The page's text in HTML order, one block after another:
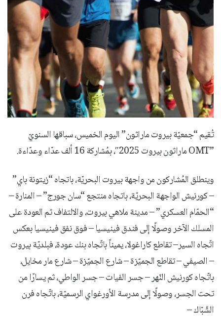
تُقيم “جمعيّة بيروت ماراثون” اليوم الخميس، سباقها السنويّ
”OMT ماراثون بيروت 2025″، بمُشاركة 16 ألف عدّاء وعدّاءة.
وينطلق المُشاركون من واجهة بيروت البحريّة، باتجاه “زيتونة باي”
– كورنيش الواجهة البحريّة، باتجاه منتجع “سان جورج” – المنارة –
“الحمّام العسكري” – مدينة ملاهي بيروت، والالتفاف ثم العودة على
المسلك الآخر وصولًا إلى فندق فينيسيا – فوق نفق فينيسيا بعكس
اتّجاه السير– تقاطع كاراغولا، يميناً باتّجاه بنك عودة، فبلديّة بيروت
– الصيفي – تقاطع الجميّزة – شارع الجميّزة – شارع مار مخايل،
باتّجاه كورنيش النّهر – جسر الفيات – جسر الواطي، ثم يسارًا من
تحت الجسر، وصولًا إلى مدرسة الأورغواي الرسميّة، باتّجاه فرن
الشّبّاك –